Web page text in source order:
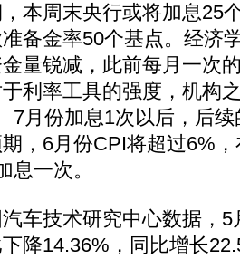
本周末央行或将加息25
备金率50个基点。经济
量锐减，此前每月一次
利率工具的强度，机构
7月份加息1次以后，后
，6月份CPI将超过6%
息一次。
技术研究中心数据，5
降14.36%，同比增长